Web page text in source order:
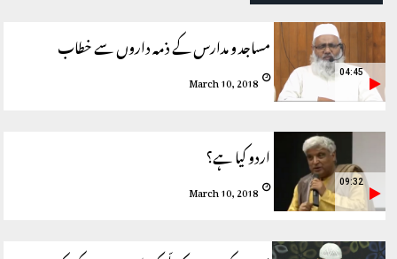
مساجد و مدارس کے ذمہ داروں سے خطاب
March 10, 2018 04:45
اردو کیا ہے؟
March 10, 2018 09:32